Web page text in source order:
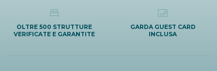
OLTRE 500 STRUTTURE
VERIFICATE E GARANTITE
GARDA GUEST CARD
INCLUSA